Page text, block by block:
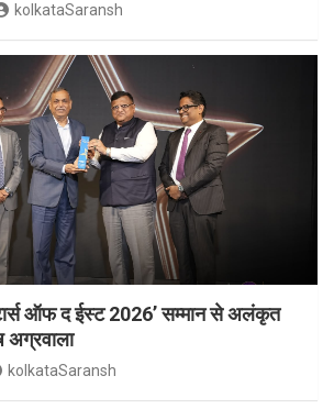
kolkataSaransh
ऑफ द ईस्ट 2026’ सम्मान से अलंकृत
अग्रवाला
kolkataSaransh